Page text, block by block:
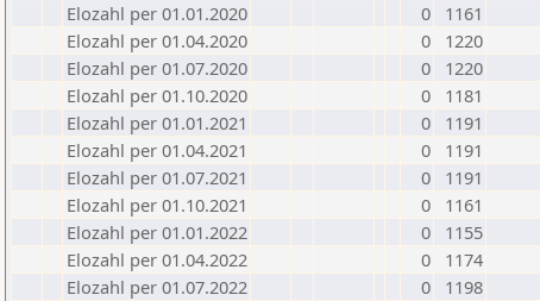
Elozahl per 01.01.2020
0
1161
Elozahl per 01.04.2020
0
1220
Elozahl per 01.07.2020
0
1220
Elozahl per 01.10.2020
0
1181
Elozahl per 01.01.2021
0
1191
Elozahl per 01.04.2021
0
1191
Elozahl per 01.07.2021
0
1191
Elozahl per 01.10.2021
0
1161
Elozahl per 01.01.2022
0
1155
Elozahl per 01.04.2022
0
1174
Elozahl per 01.07.2022
0
1198